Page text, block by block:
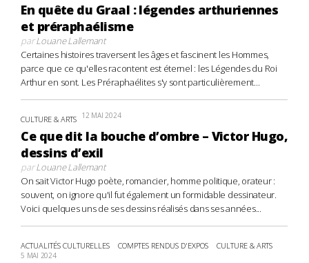
En quête du Graal : légendes arthuriennes
et préraphaélisme
parLouane Lallemant
Certaines histoires traversent les âges et fascinent les Hommes,
parce que ce qu'elles racontent est éternel : les Légendes du Roi
Arthur en sont. Les Préraphaélites s'y sont particulièrement...
CULTURE & ARTS 12 MAI 2024
Ce que dit la bouche d’ombre – Victor Hugo,
dessins d’exil
parLouane Lallemant
On sait Victor Hugo poète, romancier, homme politique, orateur :
souvent, on ignore qu'il fut également un formidable dessinateur.
Voici quelques uns de ses dessins réalisés dans ses années...
ACTUALITÉS CULTURELLES COMPTES RENDUS D'EXPOS CULTURE & ARTS
5 MAI 2024